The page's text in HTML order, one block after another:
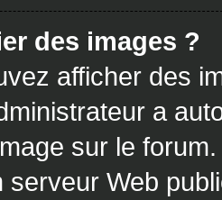
des images ?
afficher des
a
sur le
serveur Web